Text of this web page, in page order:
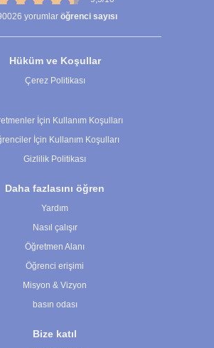
yorumlar öğrenci sayısı
Hüküm ve Koşullar
Çerez Politikası
İçin Kullanım Koşulları
İçin Kullanım Koşulları
Gizlilik Politikası
Daha fazlasını öğren
Yardım
Nasıl çalışır
Öğretmen Alanı
Öğrenci erişimi
Misyon & Vizyon
basın odası
Bize katıl